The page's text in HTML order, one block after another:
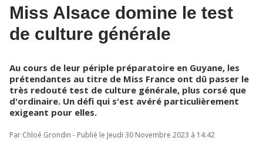
Miss Alsace domine le test
de culture générale
Au cours de leur périple préparatoire en Guyane, les
prétendantes au titre de Miss France ont dû passer le
très redouté test de culture générale, plus corsé que
d'ordinaire. Un défi qui s'est avéré particulièrement
exigeant pour elles.
Par Chloé Grondin - Publié le Jeudi 30 Novembre 2023 à 14:42